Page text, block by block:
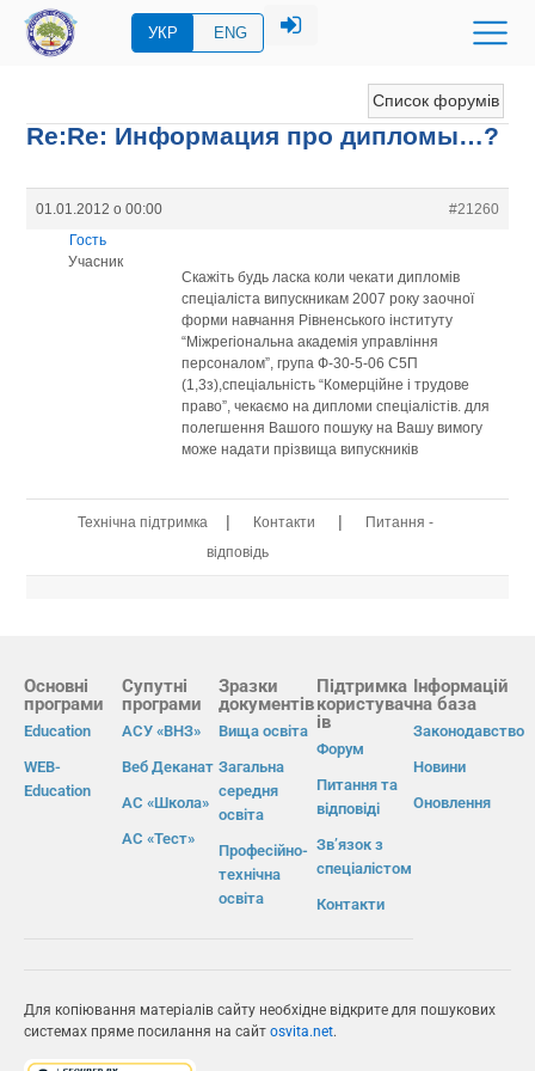
УКР ENG
Список форумів
Re:Re: Информация про дипломы…?
01.01.2012 о 00:00
#21260
Гость
Учасник
Скажіть будь ласка коли чекати дипломів
спеціаліста випускникам 2007 року заочної
форми навчання Рівненського інституту
“Міжрегіональна академія управління
персоналом”, група Ф-30-5-06 С5П
(1,3з),спеціальність “Комерційне і трудове
право”, чекаємо на дипломи спеціалістів. для
полегшення Вашого пошуку на Вашу вимогу
може надати прізвища випускників
Технічна підтримка | Контакти |
Питання -
відповідь
Основні
програми
Education
WEB-
Education
Супутні
програми
АСУ «ВНЗ»
Веб Деканат
АС «Школа»
АС «Тест»
Зразки
документів
Вища освіта
Загальна
середня
освіта
Професійно-
технічна
освіта
Підтримка
користувач
ів
Форум
Питання та
відповіді
Зв’язок з
спеціалістом
Контакти
Інформацій
на база
Законодавство
Новини
Оновлення
Для копіювання матеріалів сайту необхідне відкрите для пошукових
системах пряме посилання на сайт osvita.net.